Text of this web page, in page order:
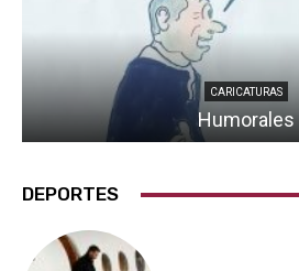
CARICATURAS
Humorales
DEPORTES